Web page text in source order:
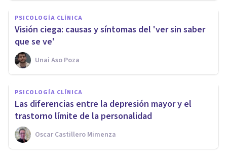
PSICOLOGÍA CLÍNICA
Visión ciega: causas y síntomas del 'ver sin saber
que se ve'
Unai Aso Poza
PSICOLOGÍA CLÍNICA
Las diferencias entre la depresión mayor y el
trastorno límite de la personalidad
Oscar Castillero Mimenza